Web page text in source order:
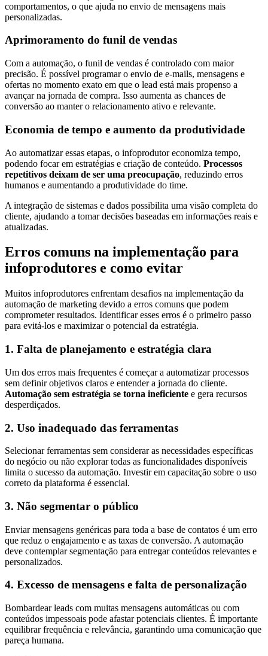
comportamentos, o que ajuda no envio de mensagens mais
personalizadas.
Aprimoramento do funil de vendas
Com a automação, o funil de vendas é controlado com maior
precisão. É possível programar o envio de e-mails, mensagens e
ofertas no momento exato em que o lead está mais propenso a
avançar na jornada de compra. Isso aumenta as chances de
conversão ao manter o relacionamento ativo e relevante.
Economia de tempo e aumento da produtividade
Ao automatizar essas etapas, o infoprodutor economiza tempo,
podendo focar em estratégias e criação de conteúdo. Processos
repetitivos deixam de ser uma preocupação, reduzindo erros
humanos e aumentando a produtividade do time.
A integração de sistemas e dados possibilita uma visão completa do
cliente, ajudando a tomar decisões baseadas em informações reais e
atualizadas.
Erros comuns na implementação para
infoprodutores e como evitar
Muitos infoprodutores enfrentam desafios na implementação da
automação de marketing devido a erros comuns que podem
comprometer resultados. Identificar esses erros é o primeiro passo
para evitá-los e maximizar o potencial da estratégia.
1. Falta de planejamento e estratégia clara
Um dos erros mais frequentes é começar a automatizar processos
sem definir objetivos claros e entender a jornada do cliente.
Automação sem estratégia se torna ineficiente e gera recursos
desperdiçados.
2. Uso inadequado das ferramentas
Selecionar ferramentas sem considerar as necessidades específicas
do negócio ou não explorar todas as funcionalidades disponíveis
limita o sucesso da automação. Investir em capacitação sobre o uso
correto da plataforma é essencial.
3. Não segmentar o público
Enviar mensagens genéricas para toda a base de contatos é um erro
que reduz o engajamento e as taxas de conversão. A automação
deve contemplar segmentação para entregar conteúdos relevantes e
personalizados.
4. Excesso de mensagens e falta de personalização
Bombardear leads com muitas mensagens automáticas ou com
conteúdos impessoais pode afastar potenciais clientes. É importante
equilibrar frequência e relevância, garantindo uma comunicação que
pareça humana.